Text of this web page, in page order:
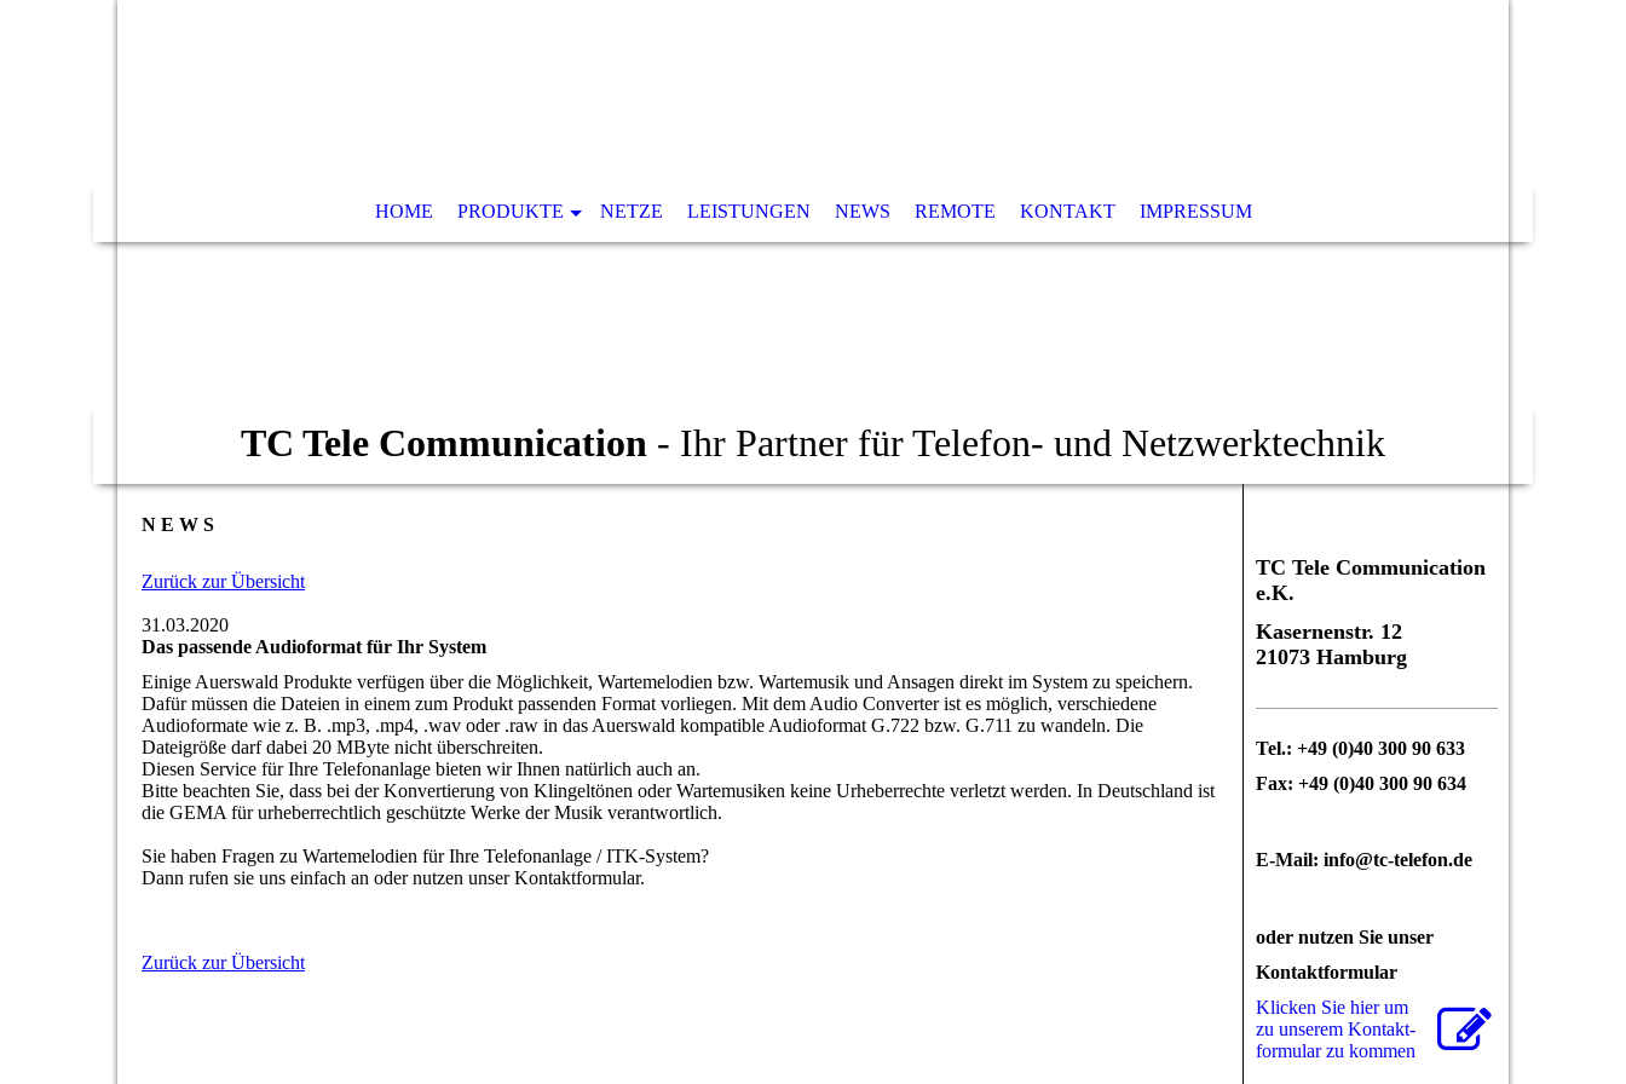
HOME PRODUKTE NETZE LEISTUNGEN NEWS REMOTE KONTAKT IMPRESSUM
TC Tele Communication - Ihr Partner für Telefon- und Netzwerktechnik
N E W S
Zurück zur Übersicht
31.03.2020
Das passende Audioformat für Ihr System
Einige Auerswald Produkte verfügen über die Möglichkeit, Wartemelodien bzw. Wartemusik und Ansagen direkt im System zu speichern.
Dafür müssen die Dateien in einem zum Produkt passenden Format vorliegen. Mit dem Audio Converter ist es möglich, verschiedene
Audioformate wie z. B. .mp3, .mp4, .wav oder .raw in das Auerswald kompatible Audioformat G.722 bzw. G.711 zu wandeln. Die
Dateigröße darf dabei 20 MByte nicht überschreiten.
Diesen Service für Ihre Telefonanlage bieten wir Ihnen natürlich auch an.
Bitte beachten Sie, dass bei der Konvertierung von Klingeltönen oder Wartemusiken keine Urheberrechte verletzt werden. In Deutschland ist
die GEMA für urheberrechtlich geschützte Werke der Musik verantwortlich.
Sie haben Fragen zu Wartemelodien für Ihre Telefonanlage / ITK-System?
Dann rufen sie uns einfach an oder nutzen unser Kontaktformular.
Zurück zur Übersicht
TC Tele Communication
e.K.
Kasernenstr. 12
21073 Hamburg
Tel.: +49 (0)40 300 90 633
Fax: +49 (0)40 300 90 634
E-Mail: info@tc-telefon.de
oder nutzen Sie unser
Kontaktformular
Klicken Sie hier um
zu unserem Kon­takt­
for­mu­lar zu kommen